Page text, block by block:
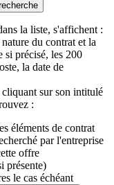
la liste, s'affichent :
du contrat et la
si précisé, les 200
la date de
sur son intitulé
:
éléments de contrat
par l'entreprise
offre
présente)
le cas échéant